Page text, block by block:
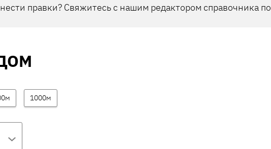
правки? Свяжитесь с нашим редактором справочника по
1000м